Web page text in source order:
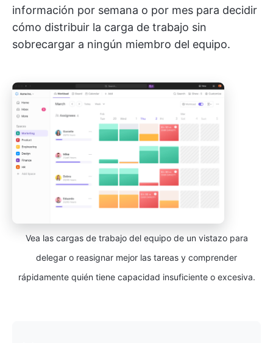
información por semana o por mes para decidir
cómo distribuir la carga de trabajo sin
sobrecargar a ningún miembro del equipo.
Vea las cargas de trabajo del equipo de un vistazo para
delegar o reasignar mejor las tareas y comprender
rápidamente quién tiene capacidad insuficiente o excesiva.